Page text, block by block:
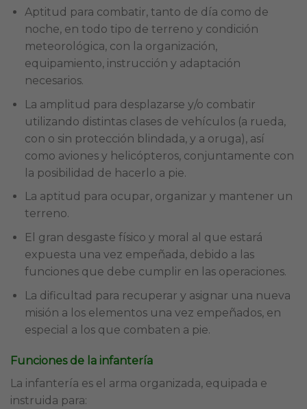
Aptitud para combatir, tanto de día como de
noche, en todo tipo de terreno y condición
meteorológica, con la organización,
equipamiento, instrucción y adaptación
necesarios.
La amplitud para desplazarse y/o combatir
utilizando distintas clases de vehículos (a rueda,
con o sin protección blindada, y a oruga), así
como aviones y helicópteros, conjuntamente con
la posibilidad de hacerlo a pie.
La aptitud para ocupar, organizar y mantener un
terreno.
El gran desgaste físico y moral al que estará
expuesta una vez empeñada, debido a las
funciones que debe cumplir en las operaciones.
La dificultad para recuperar y asignar una nueva
misión a los elementos una vez empeñados, en
especial a los que combaten a pie.
Funciones de la infantería
La infantería es el arma organizada, equipada e
instruida para: